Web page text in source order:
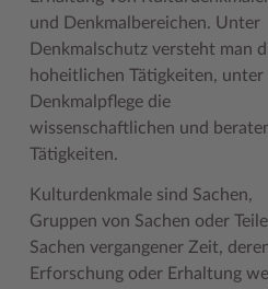
Geodatenportale (Kreiskarte)
Kontakt / Öffnungszeiten
Lebenslagen
Leistungen
Lexikon
Publikationen
Fotoarchiv
Klimaanpassungskonzept
Kreistag Sitzungskalender
Lokales Wetter
Newsletter
Pressemeldungen
Kreispräsident
Kreistag Sitzungskalender
Kreisverwaltung
Landrat
Sonderbereiche
Stabsbereiche
Offene Stellen
Weiterbildung beim Kreis Stormarn
Wen wir suchen
Klimaschutz beim Kreis Stormarn
Stormarner Bündnis für
Wirtschafts- und
Zahlen, Daten, Fakten
Kulturelle Einrichtungen
Naturschutzgebiete
Radwandern
Storchenhorste
Lieblingsplätze in der
Termine und Veranstaltungen
und Denkmalbereichen. Unter
Denkmalschutz versteht man
hoheitlichen Tätigkeiten, unter
Denkmalpflege die
wissenschaftlichen und
Tätigkeiten.
Kulturdenkmale sind Sachen,
Gruppen von Sachen oder
Sachen vergangener Zeit,
Erforschung oder Erhaltung